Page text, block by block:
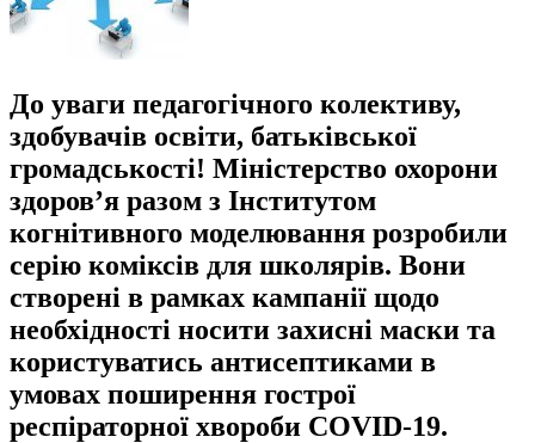
До уваги педагогічного колективу,
здобувачів освіти, батьківської
громадськості! Міністерство охорони
здоров’я разом з Інститутом
когнітивного моделювання розробили
серію коміксів для школярів. Вони
створені в рамках кампанії щодо
необхідності носити захисні маски та
користуватись антисептиками в
умовах поширення гострої
респіраторної хвороби COVID-19.